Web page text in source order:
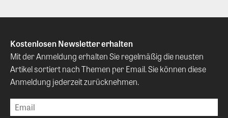
Kostenlosen Newsletter erhalten
Mit der Anmeldung erhalten Sie regelmäßig die neusten
Artikel sortiert nach Themen per Email. Sie können diese
Anmeldung jederzeit zurücknehmen.